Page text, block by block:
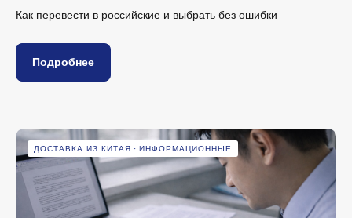
Как перевести в российские и выбрать без ошибки
Подробнее
ДОСТАВКА ИЗ КИТАЯ ИНФОРМАЦИОННЫЕ